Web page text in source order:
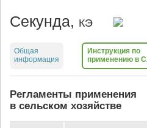
Секунда, КЭ
Общая
информация
Инструкция по
применению в
Регламенты применения
в сельском хозяйстве